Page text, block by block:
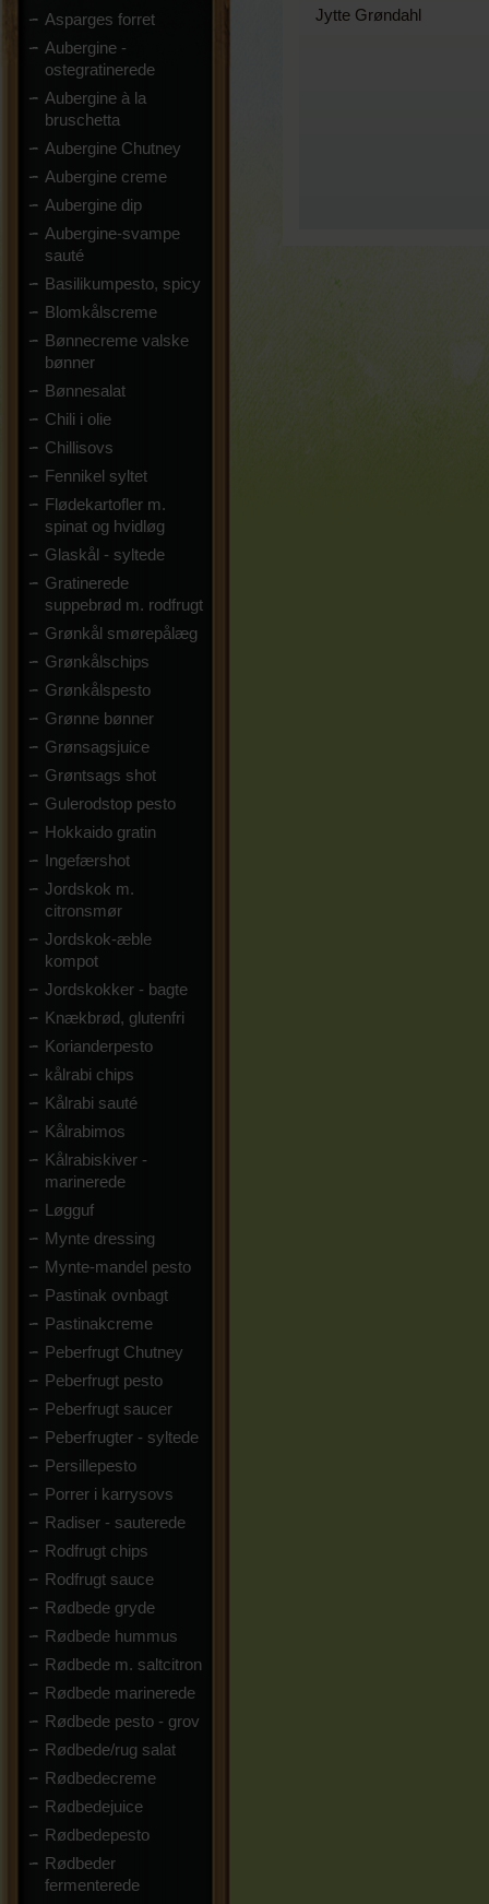
Asparges forret
Aubergine -
ostegratinerede
Aubergine à la
bruschetta
Aubergine Chutney
Aubergine creme
Aubergine dip
Aubergine-svampe
sauté
Basilikumpesto, spicy
Blomkålscreme
Bønnecreme valske
bønner
Bønnesalat
Chili i olie
Chillisovs
Fennikel syltet
Flødekartofler m.
spinat og hvidløg
Glaskål - syltede
Gratinerede
suppebrød m. rodfrugt
Grønkål smørepålæg
Grønkålschips
Grønkålspesto
Grønne bønner
Grønsagsjuice
Grøntsags shot
Gulerodstop pesto
Hokkaido gratin
Ingefærshot
Jordskok m.
citronsmør
Jordskok-æble
kompot
Jordskokker - bagte
Knækbrød, glutenfri
Korianderpesto
kålrabi chips
Kålrabi sauté
Kålrabimos
Kålrabiskiver -
marinerede
Løgguf
Mynte dressing
Mynte-mandel pesto
Pastinak ovnbagt
Pastinakcreme
Peberfrugt Chutney
Peberfrugt pesto
Peberfrugt saucer
Peberfrugter - syltede
Persillepesto
Porrer i karrysovs
Radiser - sauterede
Rodfrugt chips
Rodfrugt sauce
Rødbede gryde
Rødbede hummus
Rødbede m. saltcitron
Rødbede marinerede
Rødbede pesto - grov
Rødbede/rug salat
Rødbedecreme
Rødbedejuice
Rødbedepesto
Rødbeder
fermenterede
Jytte Grøndahl